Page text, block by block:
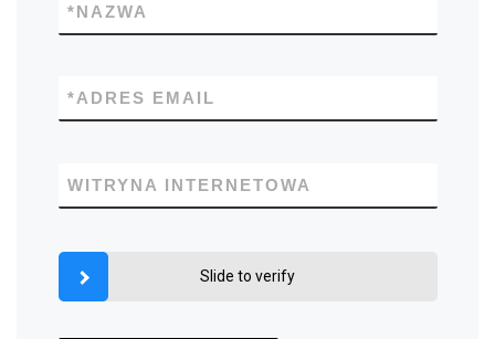
NAZWA
*
ADRES EMAIL
*
WITRYNA INTERNETOWA
Slide to verify